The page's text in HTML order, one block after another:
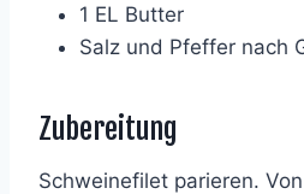
1 EL Butter
Salz und Pfeffer nach
Zubereitung
Schweinefilet parieren.